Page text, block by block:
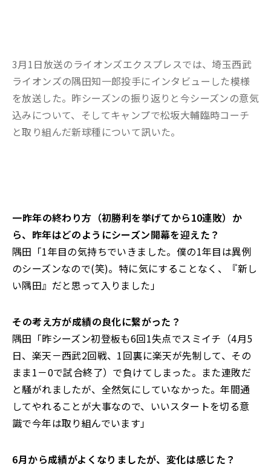
3月1日放送のライオンズエクスプレスでは、埼玉西武
ライオンズの隅田知一郎投手にインタビューした模様
を放送した。昨シーズンの振り返りと今シーズンの意気
込みについて、そしてキャンプで松坂大輔臨時コーチ
と取り組んだ新球種について訊いた。
――一昨年の終わり方（初勝利を挙げてから10連敗）か
ら、昨年はどのようにシーズン開幕を迎えた？
隅田「1年目の気持ちでいきました。僕の1年目は異例
のシーズンなので(笑)。特に気にすることなく、『新し
い隅田』だと思って入りました」
――その考え方が成績の良化に繋がった？
隅田「昨シーズン初登板も6回1失点でスミイチ（4月5
日、楽天－西武2回戦、1回裏に楽天が先制して、その
まま1－0で試合終了）で負けてしまった。また連敗だ
と騒がれましたが、全然気にしていなかった。年間通
してやれることが大事なので、いいスタートを切る意
識で今年は取り組んでいます」
――6月から成績がよくなりましたが、変化は感じた？